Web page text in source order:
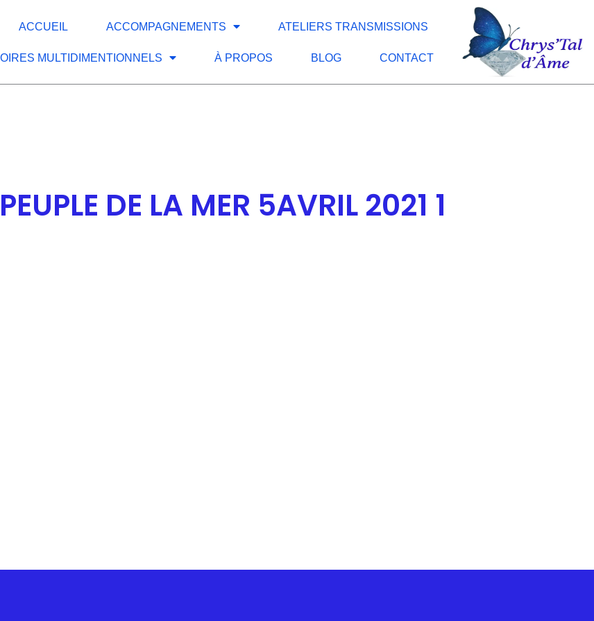
ACCUEIL ACCOMPAGNEMENTS ATELIERS TRANSMISSIONS
MULTIDIMENTIONNELS À PROPOS BLOG CONTACT
DE LA MER 5AVRIL 2021 1